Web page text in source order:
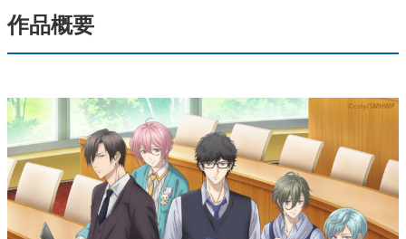
作品概要